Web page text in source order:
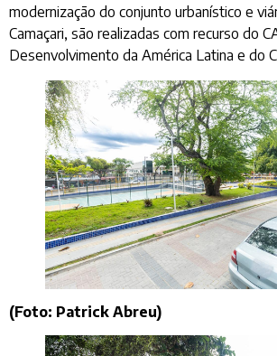
modernização do conjunto urbanístico e
Camaçari, são realizadas com recurso do
Desenvolvimento da América Latina e do
(Foto: Patrick Abreu)